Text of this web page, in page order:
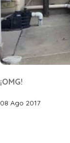
¡OMG!
08 Ago 2017